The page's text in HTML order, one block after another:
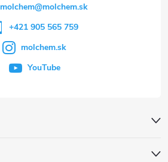
molchem@molchem.sk
+421 905 565 759
molchem.sk
YouTube